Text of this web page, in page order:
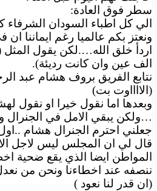
سطر فوق العادة:
الي كل اطباء السودان
ونعتز بكم عالميا رغم ايماننا
اردأ خلق الله….لكن يقول
الف عين وان كانت رديئة).
نتابع الفريق بروف هشام عبد
(الااااوت بت)
وبعدها اما نقول خيرا او نقول
…ولكن يبقي الامل في الجنرال
جعلني احترم الجنرال هشام
قال لي ان المجلس ليس لاجل
المواطن ايضا الذي يقع ضحية
ننصفه عند اخطاءنا ونحن من
(ان قدر لنا نعود )